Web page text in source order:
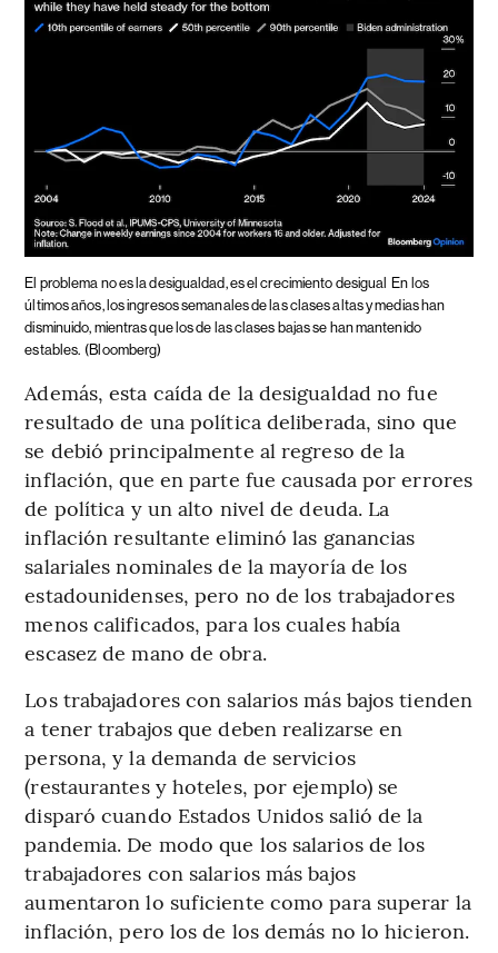
El problema no es la desigualdad, es el crecimiento desigual En los
últimos años, los ingresos semanales de las clases altas y medias han
disminuido, mientras que los de las clases bajas se han mantenido
estables. (Bloomberg)
Además, esta caída de la desigualdad no fue
resultado de una política deliberada, sino que
se debió principalmente al regreso de la
inflación, que en parte fue causada por errores
de política y un alto nivel de deuda. La
inflación resultante eliminó las ganancias
salariales nominales de la mayoría de los
estadounidenses, pero no de los trabajadores
menos calificados, para los cuales había
escasez de mano de obra.
Los trabajadores con salarios más bajos tienden
a tener trabajos que deben realizarse en
persona, y la demanda de servicios
(restaurantes y hoteles, por ejemplo) se
disparó cuando Estados Unidos salió de la
pandemia. De modo que los salarios de los
trabajadores con salarios más bajos
aumentaron lo suficiente como para superar la
inflación, pero los de los demás no lo hicieron.